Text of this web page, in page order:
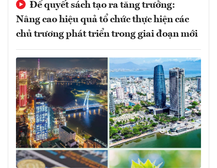
Để quyết sách tạo ra tăng trưởng:
Nâng cao hiệu quả tổ chức thực hiện các
chủ trương phát triển trong giai đoạn mới